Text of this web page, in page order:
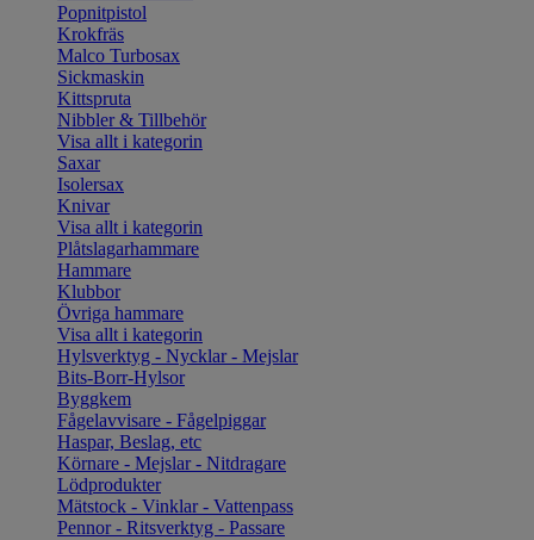
Popnitpistol
Krokfräs
Malco Turbosax
Sickmaskin
Kittspruta
Nibbler & Tillbehör
Visa allt i kategorin
Saxar
Isolersax
Knivar
Visa allt i kategorin
Plåtslagarhammare
Hammare
Klubbor
Övriga hammare
Visa allt i kategorin
Hylsverktyg - Nycklar - Mejslar
Bits-Borr-Hylsor
Byggkem
Fågelavvisare - Fågelpiggar
Haspar, Beslag, etc
Körnare - Mejslar - Nitdragare
Lödprodukter
Mätstock - Vinklar - Vattenpass
Pennor - Ritsverktyg - Passare